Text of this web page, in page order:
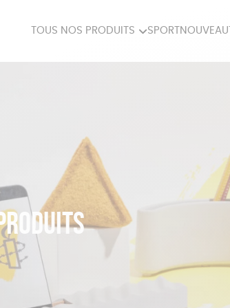
TOUS NOS PRODUITS SPORT
produits